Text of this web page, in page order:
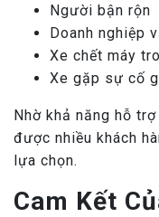
Người bận rộn
Doanh nghiệp
Xe chết máy
Xe gặp sự cố
Nhờ khả năng hỗ
được nhiều khách
lựa chọn.
Cam Kết